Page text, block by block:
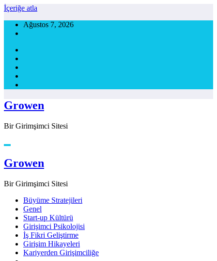
İçeriğe atla
Ağustos 7, 2026
Growen
Bir Girimşimci Sitesi
Growen
Bir Girimşimci Sitesi
Büyüme Stratejileri
Genel
Start-up Kültürü
Girişimci Psikolojisi
İş Fikri Geliştirme
Girişim Hikayeleri
Kariyerden Girişimciliğe